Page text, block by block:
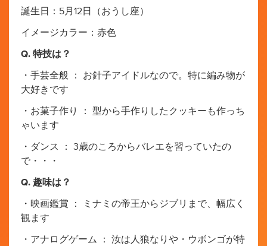
誕生日：5月12日（おうし座）
イメージカラー：赤色
Q. 特技は？
・手芸全般 ： お針子アイドルなので。特に編み物が
大好きです
・お菓子作り ： 型から手作りしたクッキーも作っち
ゃいます
・ダンス ： 3歳のころからバレエを習っていたの
で・・・
Q. 趣味は？
・映画鑑賞 ： ミナミの帝王からジブリまで、幅広く
観ます
・アナログゲーム ： 汝は人狼なりや・ウボンゴが特